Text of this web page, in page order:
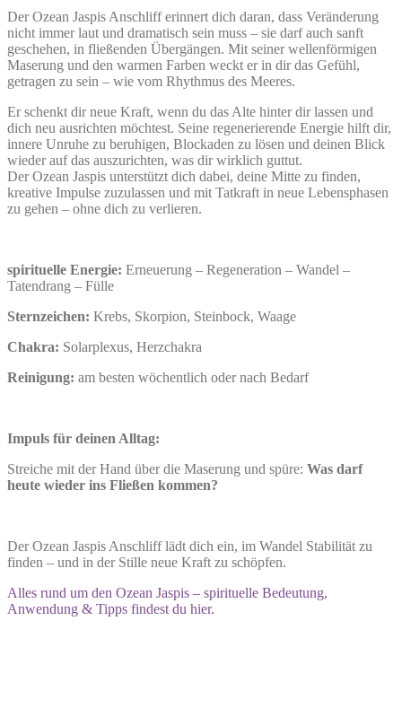
Der Ozean Jaspis Anschliff erinnert dich daran, dass Veränderung
nicht immer laut und dramatisch sein muss – sie darf auch sanft
geschehen, in fließenden Übergängen. Mit seiner wellenförmigen
Maserung und den warmen Farben weckt er in dir das Gefühl,
getragen zu sein – wie vom Rhythmus des Meeres.
Er schenkt dir neue Kraft, wenn du das Alte hinter dir lassen und
dich neu ausrichten möchtest. Seine regenerierende Energie hilft dir,
innere Unruhe zu beruhigen, Blockaden zu lösen und deinen Blick
wieder auf das auszurichten, was dir wirklich guttut.
Der Ozean Jaspis unterstützt dich dabei, deine Mitte zu finden,
kreative Impulse zuzulassen und mit Tatkraft in neue Lebensphasen
zu gehen – ohne dich zu verlieren.
spirituelle Energie: Erneuerung – Regeneration – Wandel –
Tatendrang – Fülle
Sternzeichen: Krebs, Skorpion, Steinbock, Waage
Chakra: Solarplexus, Herzchakra
Reinigung: am besten wöchentlich oder nach Bedarf
Impuls für deinen Alltag:
Streiche mit der Hand über die Maserung und spüre: Was darf
heute wieder ins Fließen kommen?
Der Ozean Jaspis Anschliff lädt dich ein, im Wandel Stabilität zu
finden – und in der Stille neue Kraft zu schöpfen.
Alles rund um den Ozean Jaspis – spirituelle Bedeutung,
Anwendung & Tipps findest du hier.